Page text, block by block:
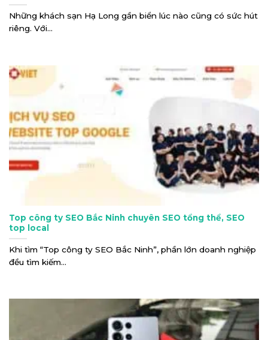
Những khách sạn Hạ Long gần biển lúc nào cũng có sức hút
riêng. Với...
Top công ty SEO Bắc Ninh chuyên SEO tổng thể, SEO
top local
Khi tìm “Top công ty SEO Bắc Ninh”, phần lớn doanh nghiệp
đều tìm kiếm...